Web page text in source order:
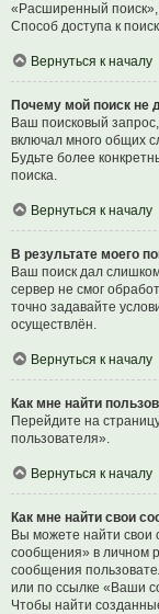
«Расширенный поиск»,
Способ доступа к
Вернуться к началу
Почему мой поиск не
Ваш поисковый
включал много общих
Будьте более
поиска.
Вернуться к началу
В результате моего
Ваш поиск дал
сервер не смог
точно задавайте
осуществлён.
Вернуться к началу
Как мне найти
Перейдите на
пользователя».
Вернуться к началу
Как мне найти свои
Вы можете найти свои
сообщения» в личном
сообщения
или по ссылке «Ваши
Чтобы найти